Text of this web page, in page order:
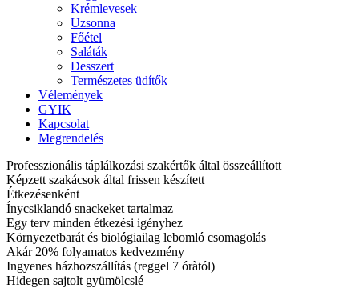
Krémlevesek
Uzsonna
Főétel
Saláták
Desszert
Természetes üdítők
Vélemények
GYIK
Kapcsolat
Megrendelés
Professzionális táplálkozási szakértők által összeállított
Képzett szakácsok által frissen készített
Étkezésenként
Ínycsiklandó snackeket tartalmaz
Egy terv minden étkezési igényhez
Környezetbarát és biológiailag lebomló csomagolás
Akár 20% folyamatos kedvezmény
Ingyenes házhozszállítás (reggel 7 óràtól)
Hidegen sajtolt gyümölcslé